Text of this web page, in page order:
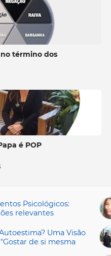
término dos
é POP
Psicológicos:
relevantes
Uma Visão
de si mesma